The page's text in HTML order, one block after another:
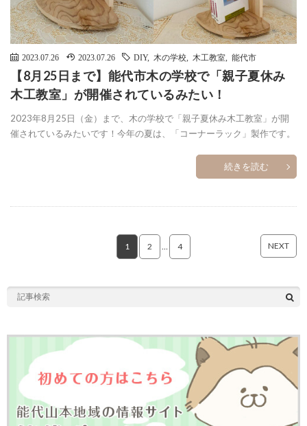
2023.07.26 2023.07.26 DIY, 木の学校 木工教室 能代市
【8月25日まで】能代市木の学校で「親子夏休み
木工教室」が開催されているみたい！
2023年8月25日（金）まで、木の学校で「親子夏休み木工教室」が開
催されているみたいです！今年の夏は、「コーナーラック」製作です。
続きを読む
1 2 … 4 NEXT